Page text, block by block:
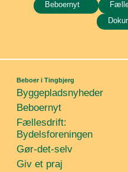
Beboernyt
Beboer i Tingbjerg
Byggepladsnyheder
Beboernyt
Fællesdrift:
Bydelsforeningen
Gør-det-selv
Giv et praj